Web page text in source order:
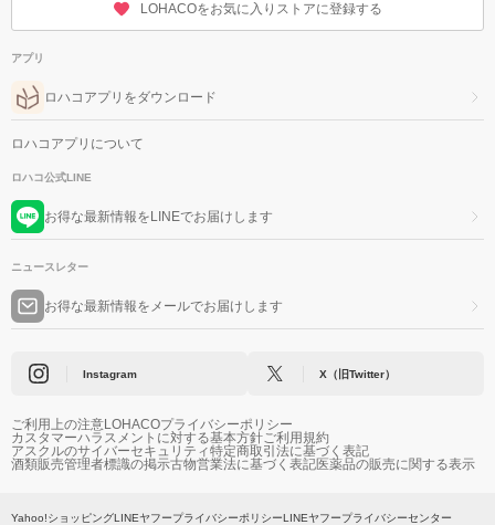
LOHACOをお気に入りストアに登録する
アプリ
ロハコアプリをダウンロード
ロハコアプリについて
ロハコ公式LINE
お得な最新情報をLINEでお届けします
ニュースレター
お得な最新情報をメールでお届けします
Instagram X（旧Twitter）
ご利用上の注意LOHACOプライバシーポリシー
カスタマーハラスメントに対する基本方針ご利用規約
アスクルのサイバーセキュリティ特定商取引法に基づく表記
酒類販売管理者標識の掲示古物営業法に基づく表記医薬品の販売に関する表示
Yahoo!ショッピングLINEヤフープライバシーポリシーLINEヤフープライバシーセンター